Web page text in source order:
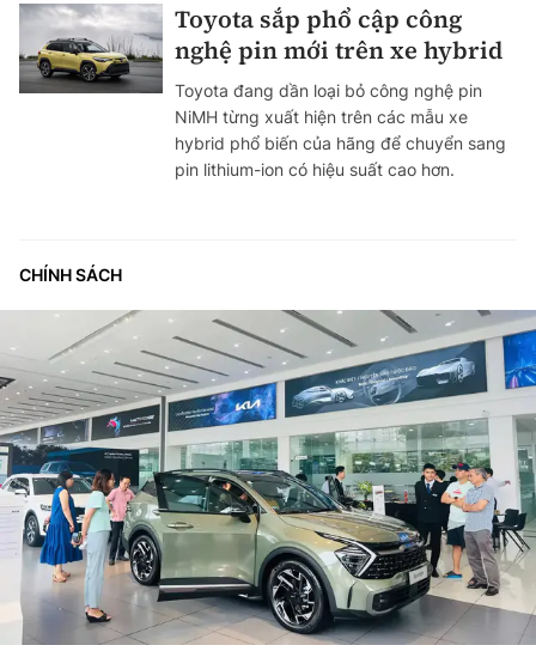
Toyota sắp phổ cập công
nghệ pin mới trên xe hybrid
Toyota đang dần loại bỏ công nghệ pin
NiMH từng xuất hiện trên các mẫu xe
hybrid phổ biến của hãng để chuyển sang
pin lithium-ion có hiệu suất cao hơn.
CHÍNH SÁCH